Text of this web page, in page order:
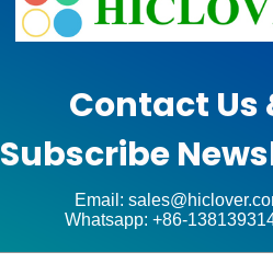
Contact Us
Subscribe
Email:
Whatsapp: +86-